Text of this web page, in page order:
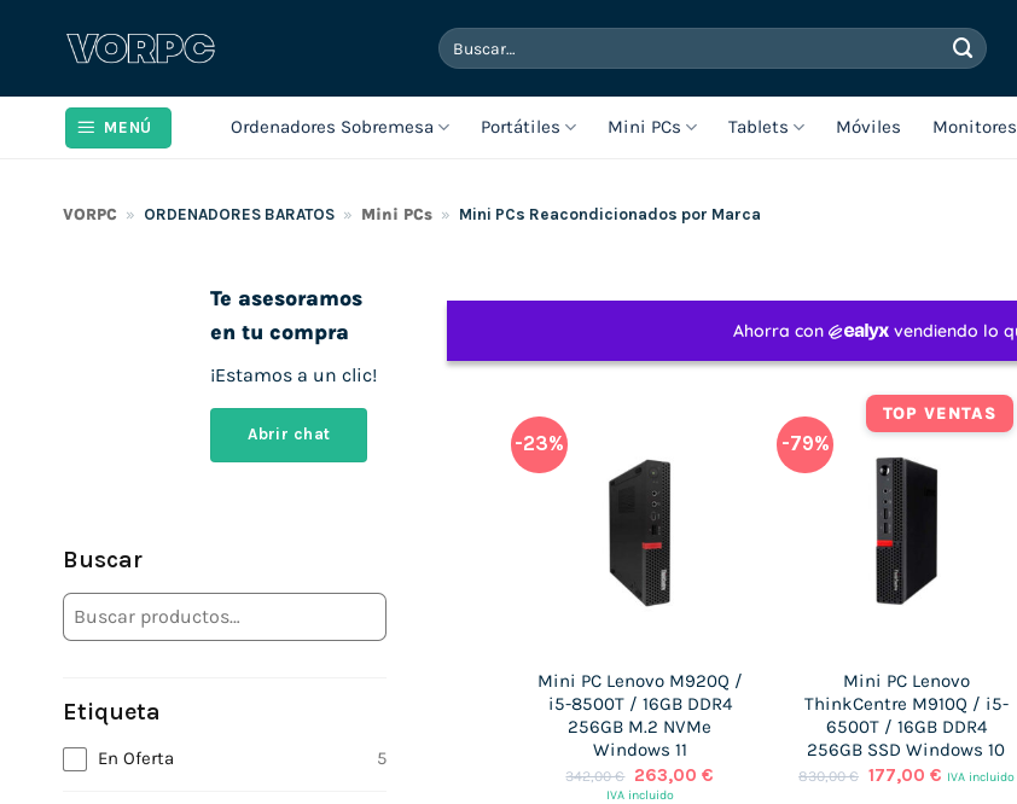
Buscar
por:
MENÚ Ordenadores Sobremesa Portátiles Mini PCs Tablets Móviles Monitores
VORPC » ORDENADORES BARATOS » Mini PCs » Mini PCs Reacondicionados por Marca
Te asesoramos
en tu compra
¡Estamos a un clic!
Abrir chat
Buscar
Etiqueta
En Oferta 5
-23%
Mini PC Lenovo M920Q /
i5-8500T / 16GB DDR4
256GB M.2 NVMe
Windows 11
342,00€
El
precio
263,00€
IVA incluido
-79%
TOP VENTAS
Mini PC Lenovo
ThinkCentre M910Q / i5-
6500T / 16GB DDR4
256GB SSD Windows 10
830,00€ El
177,00 €ElIVA incluido